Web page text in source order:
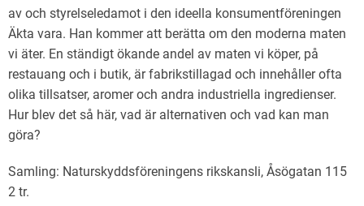
av och styrelseledamot i den ideella konsumentföreningen
Äkta vara. Han kommer att berätta om den moderna maten
vi äter. En ständigt ökande andel av maten vi köper, på
restauang och i butik, är fabrikstillagad och innehåller ofta
olika tillsatser, aromer och andra industriella ingredienser.
Hur blev det så här, vad är alternativen och vad kan man
göra?
Samling: Naturskyddsföreningens rikskansli, Åsögatan 115
2 tr.